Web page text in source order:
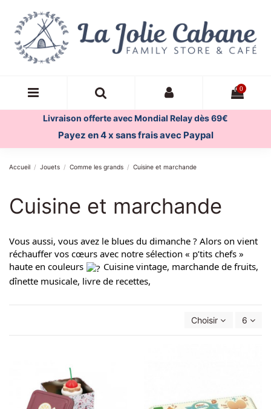
0
Livraison offerte avec Mondial Relay dès 69€
Payez en 4 x sans frais avec Paypal
Accueil Jouets Comme les grands Cuisine et marchande
Cuisine et marchande
Vous aussi, vous avez le blues du dimanche ? Alors on vient
réchauffer vos cœurs avec notre sélection « p’tits chefs »
haute en couleurs
Cuisine vintage, marchande de fruits,
dînette musicale, livre de recettes,
Choisir 6